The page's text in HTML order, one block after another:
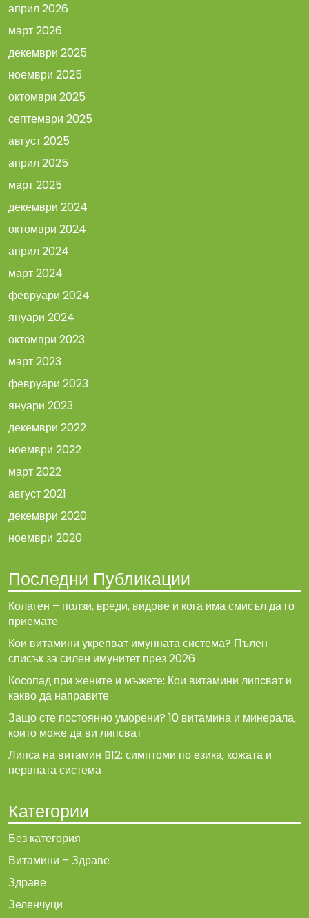
април 2026
март 2026
декември 2025
ноември 2025
октомври 2025
септември 2025
август 2025
април 2025
март 2025
декември 2024
октомври 2024
април 2024
март 2024
февруари 2024
януари 2024
октомври 2023
март 2023
февруари 2023
януари 2023
декември 2022
ноември 2022
март 2022
август 2021
декември 2020
ноември 2020
Последни Публикации
Колаген – ползи, вреди, видове и кога има смисъл да го
приемате
Кои витамини укрепват имунната система? Пълен
списък за силен имунитет през 2026
Косопад при жените и мъжете: Кои витамини липсват и
какво да направите
Защо сте постоянно уморени? 10 витамина и минерала,
които може да ви липсват
Липса на витамин B12: симптоми по езика, кожата и
нервната система
Категории
Без категория
Витамини – Здраве
Здраве
Зеленчуци